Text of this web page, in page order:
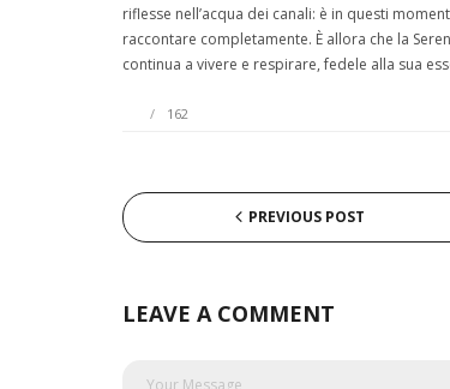
riflesse nell’acqua dei canali: è in questi
raccontare completamente. È allora che la
continua a vivere e respirare, fedele alla sua
162
PREVIOUS POST
LEAVE A COMMENT